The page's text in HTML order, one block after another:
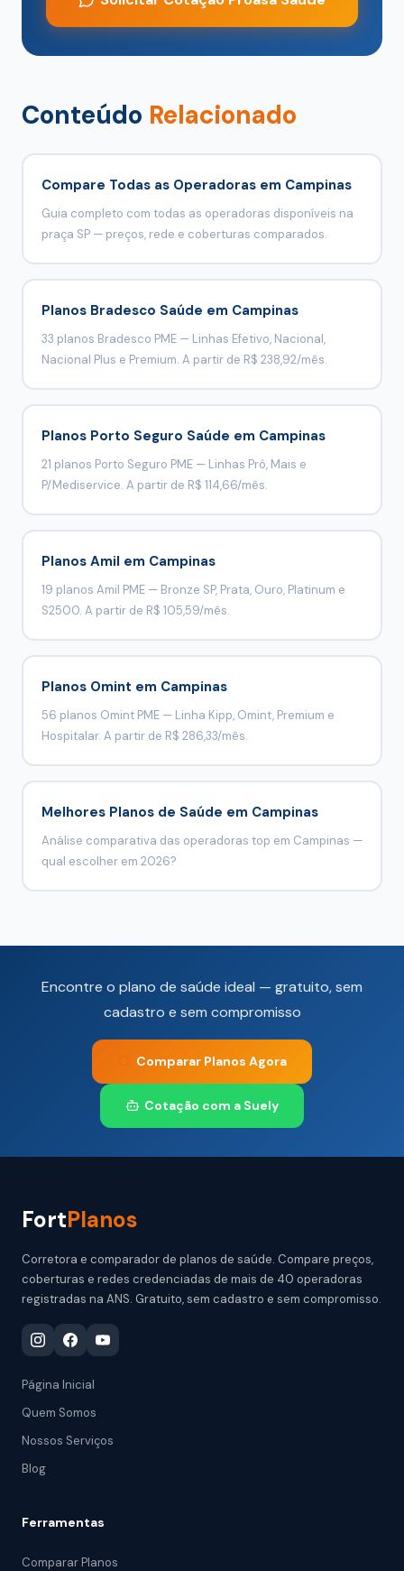
Conteúdo Relacionado
Compare Todas as Operadoras em Campinas
Guia completo com todas as operadoras disponíveis na
praça SP — preços, rede e coberturas comparados.
Planos Bradesco Saúde em Campinas
33 planos Bradesco PME — Linhas Efetivo, Nacional,
Nacional Plus e Premium. A partir de R$ 238,92/mês.
Planos Porto Seguro Saúde em Campinas
21 planos Porto Seguro PME — Linhas Pró, Mais e
P/Mediservice. A partir de R$ 114,66/mês.
Planos Amil em Campinas
19 planos Amil PME — Bronze SP, Prata, Ouro, Platinum e
S2500. A partir de R$ 105,59/mês.
Planos Omint em Campinas
56 planos Omint PME — Linha Kipp, Omint, Premium e
Hospitalar. A partir de R$ 286,33/mês.
Melhores Planos de Saúde em Campinas
Análise comparativa das operadoras top em Campinas —
qual escolher em 2026?
Encontre o plano de saúde ideal — gratuito, sem
cadastro e sem compromisso
Comparar Planos Agora
Cotação com a Suely
FortPlanos
Corretora e comparador de planos de saúde. Compare preços,
coberturas e redes credenciadas de mais de 40 operadoras
registradas na ANS. Gratuito, sem cadastro e sem compromisso.
Página Inicial
Quem Somos
Nossos Serviços
Blog
Ferramentas
Comparar Planos